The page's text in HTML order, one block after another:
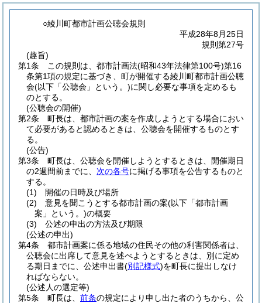
○綾川町都市計画公聴会規則
平成28年8月25日
規則第27号
(趣旨)
第1条
この規則は、都市計画法(昭和43年法律第100号)第16
条第1項の規定に基づき、町が開催する綾川町都市計画公聴
会(以下「公聴会」という。)に関し必要な事項を定めるも
のとする。
(公聴会の開催)
第2条
町長は、都市計画の案を作成しようとする場合におい
て必要があると認めるときは、公聴会を開催するものとす
る。
(公告)
第3条
町長は、公聴会を開催しようとするときは、開催期日
の2週間前までに、 次の各号に掲げる事項を公告するものと
する。
(1)
開催の日時及び場所
(2)
意見を聞こうとする都市計画の案(以下「都市計画
案」という。)の概要
(3)
公述の申出の方法及び期限
(公述の申出)
第4条
都市計画案に係る地域の住民その他の利害関係者は、
公聴会に出席して意見を述べようとするときは、別に定め
る期日までに、公述申出書(別記様式)を町長に提出しなけ
ればならない。
(公述人の選定等)
第5条
町長は、 前条の規定により申し出た者のうちから、公